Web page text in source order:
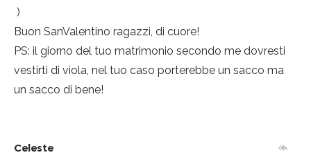
)
Buon SanValentino ragazzi, di cuore!
PS: il giorno del tuo matrimonio secondo me dovresti
vestirti di viola, nel tuo caso porterebbe un sacco ma
un sacco di bene!
Celeste